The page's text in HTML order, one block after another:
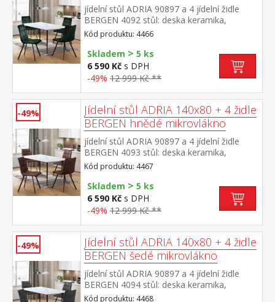
jídelní stůl ADRIA 90897 a 4 jídelní židle
BERGEN 4092 stůl: deska keramika,
barevné provedení imitace
mramoru kovová konstrukce, barevné
provedení černá židle: sametový potah,
barevné provedení zelená kovová
konstrukce, barevné provedení černá výška
70 × 75 cm rozměr židle (š/h/v) 45 × 53 × 88
cm
Kód produktu: 4466
Skladem > 5 ks
6 590 Kč s DPH
-49% 12 999 Kč **
-49%
Jídelní stůl ADRIA 140x80 + 4 židle
BERGEN hnědé mikrovlákno
jídelní stůl ADRIA 90897 a 4 jídelní židle
BERGEN 4093 stůl: deska keramika,
barevné provedení imitace
mramoru kovová konstrukce, barevné
provedení černá židle: potah broušená kůže
– imitace mikrovlákno, barevné provedení
hnědá kovová konstrukce, barevné
cm rozměr stolu (š/h/v) 140 × 70 × 75
cm rozměr židle (š/h/v) 45 × 53 × 88 cm
Kód produktu: 4467
Skladem > 5 ks
6 590 Kč s DPH
-49% 12 999 Kč **
-49%
Jídelní stůl ADRIA 140x80 + 4 židle
BERGEN šedé mikrovlákno
jídelní stůl ADRIA 90897 a 4 jídelní židle
BERGEN 4094 stůl: deska keramika,
barevné provedení imitace
Kód produktu: 4468